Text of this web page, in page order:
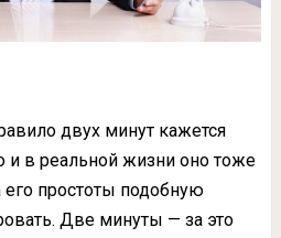
двух минут кажется
и в реальной жизни оно тоже
его простоты подобную
Две минуты — за это